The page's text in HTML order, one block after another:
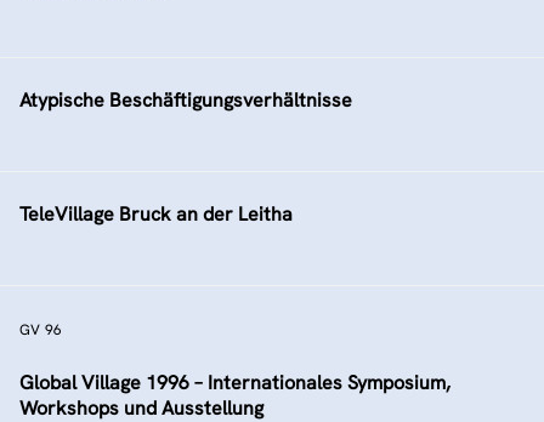
Atypische Beschäftigungsverhältnisse
TeleVillage Bruck an der Leitha
GV 96
Global Village 1996 – Internationales Symposium,
Workshops und Ausstellung